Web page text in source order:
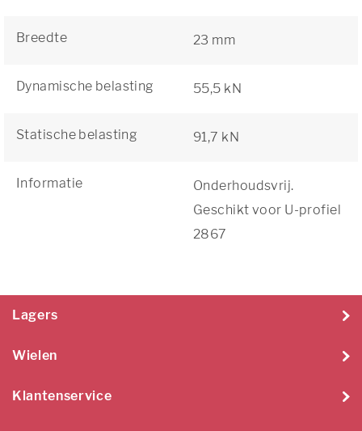
Breedte 23 mm
Dynamische belasting 55,5 kN
Statische belasting 91,7 kN
Informatie
Onderhoudsvrij.
Geschikt voor U-profiel
2867
Lagers
Wielen
Klantenservice